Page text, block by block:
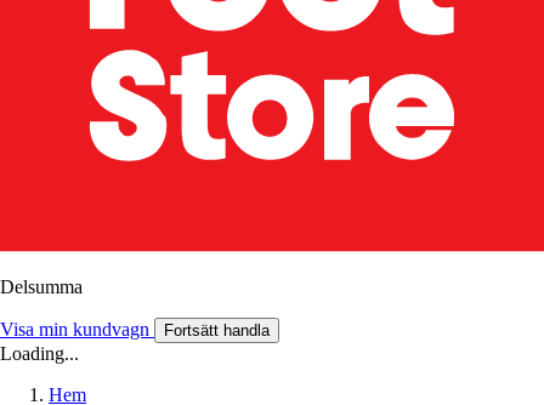
Delsumma
Visa min kundvagn Fortsätt handla
Loading...
Hem